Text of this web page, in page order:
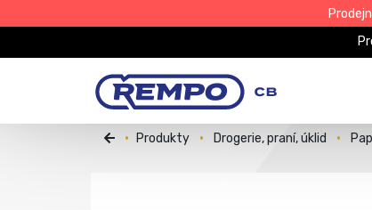
Produkty Drogerie, praní, úklid